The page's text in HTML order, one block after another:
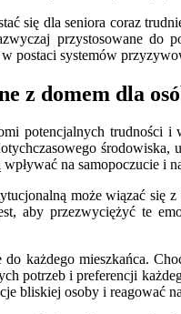
się dla seniora coraz
przystosowane do
postaci systemów
z domem dla
potencjalnych trudności
na samopoczucie i
może wiązać się
aby przezwyciężyć te
każdego mieszkańca.
potrzeb i preferencji
bliskiej osoby i reagować